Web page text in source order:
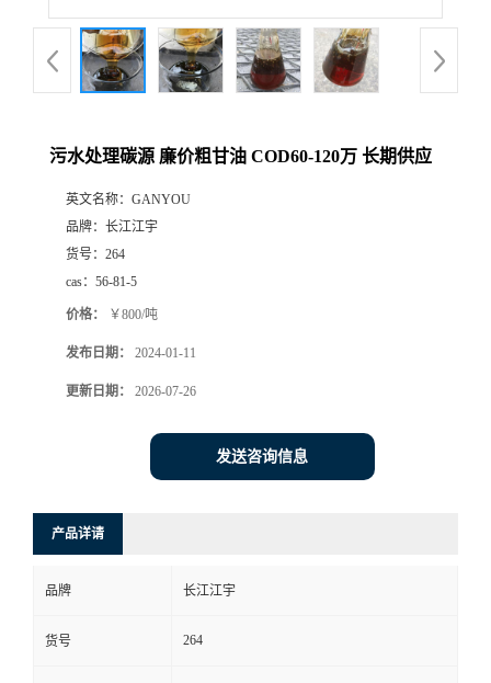
污水处理碳源 廉价粗甘油 COD60-120万 长期供应
英文名称： GANYOU
品牌： 长江江宇
货号： 264
cas： 56-81-5
价格： ￥800/吨
发布日期： 2024-01-11
更新日期： 2026-07-26
发送咨询信息
产品详请
品牌 长江江宇
货号 264